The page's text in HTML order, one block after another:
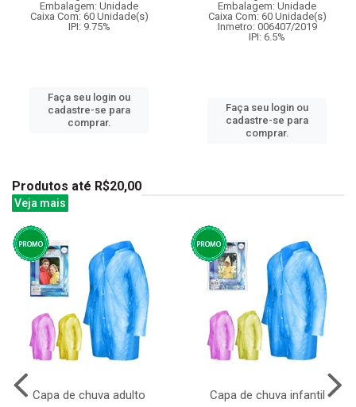
Embalagem: Unidade
Caixa Com: 60 Unidade(s)
IPI: 9.75%
Faça seu login ou
cadastre-se para
comprar.
Embalagem: Unidade
Caixa Com: 60 Unidade(s)
Inmetro: 006407/2019
IPI: 6.5%
Faça seu login ou
cadastre-se para
comprar.
Produtos até R$20,00
Veja mais
Capa de chuva adulto Capa de chuva infantil